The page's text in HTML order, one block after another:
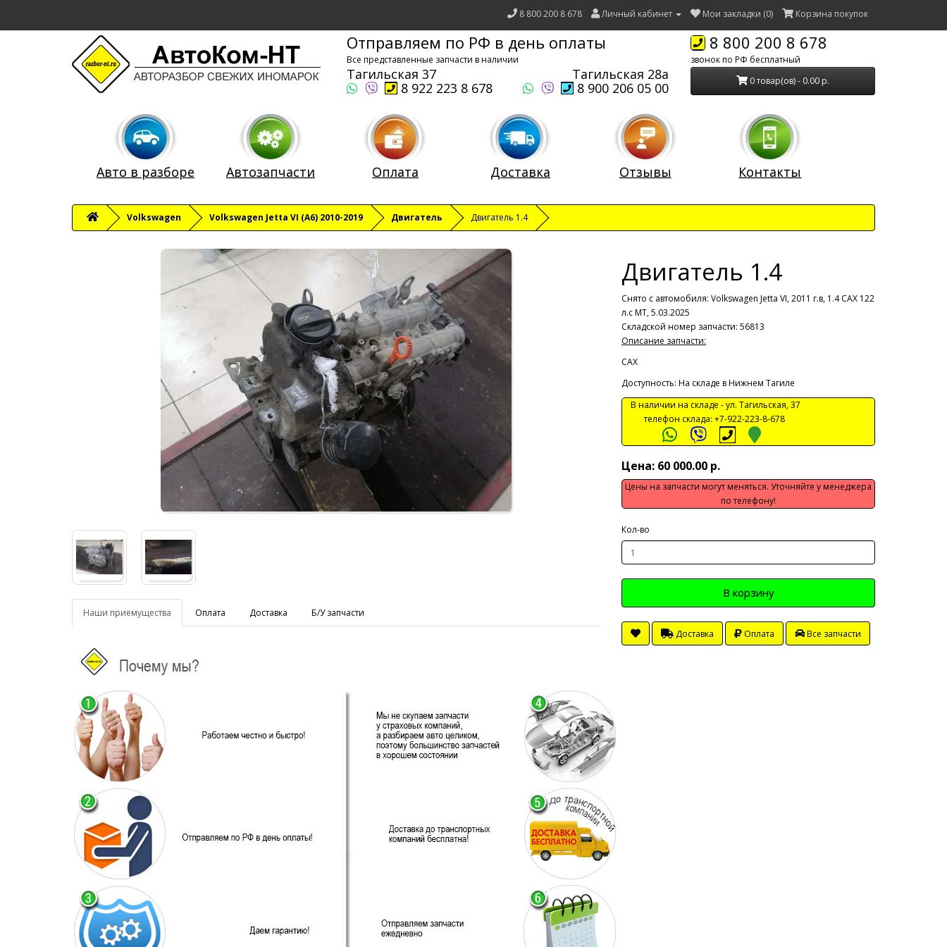
8 800 200 8 678 Личный кабинет Мои закладки (0) Корзина покупок
Отправляем по РФ в день оплаты
Все представленные запчасти в наличии
Тагильская 37
Тагильская 28а
8 922 223 8 678
8 900 206 05 00
8 800 200 8 678
звонок по РФ бесплатный
0 товар(ов) - 0.00 р.
Авто в разборе Автозапчасти Оплата Доставка Отзывы Контакты
Volkswagen Volkswagen Jetta VI (A6) 2010-2019 Двигатель Двигатель 1.4
Наши приемущества Оплата Доставка Б/У запчасти
Двигатель 1.4
Снято с автомобиля: Volkswagen Jetta VI, 2011 г.в, 1.4 CAX 122
л.с MT, 5.03.2025
Складской номер запчасти: 56813
Описание запчасти:
CAX
Доступность: На складе в Нижнем Тагиле
В наличии на складе -ул. Тагильская, 37
телефон склада: +7-922-223-8-678
Цена: 60 000.00 р.
Цены на запчасти могут меняться. Уточняйте у менеджера
по телефону!
Кол-во
В корзину
Доставка Оплата Все запчасти